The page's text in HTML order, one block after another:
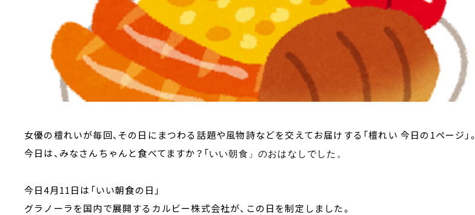
女優の檀れいが毎回、その日にまつわる話題や風物詩などを交えてお届けする「檀れい 今日の1ページ」。
今日は、みなさんちゃんと食べてますか？「いい朝食」のおはなしでした。
今日4月11日は「いい朝食の日」
グラノーラを国内で展開するカルビー株式会社が、この日を制定しました。